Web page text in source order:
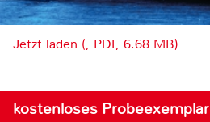
Jetzt laden (, PDF, 6.68 MB)
kostenloses Probeexemplar